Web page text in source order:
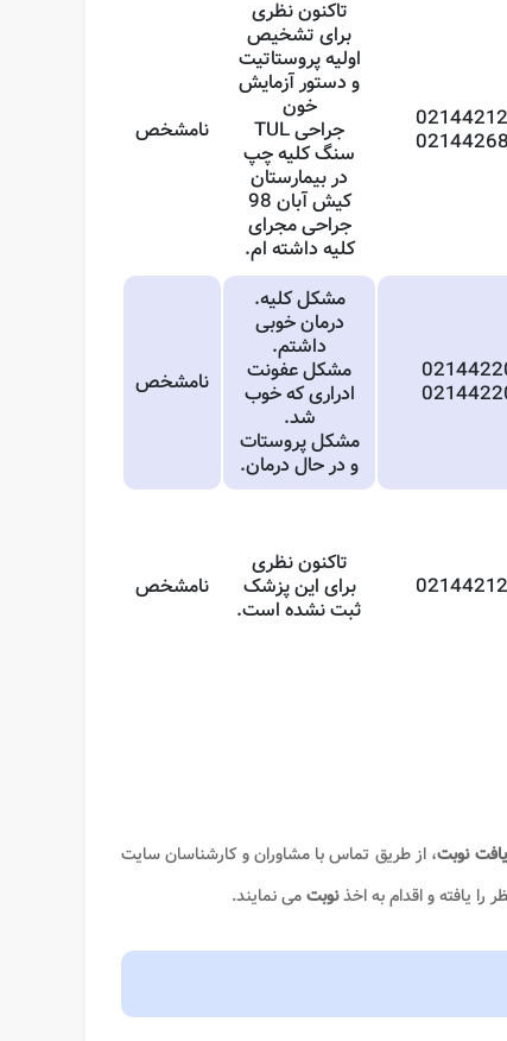
تاکنون نظری
برای تشخیص
اولیه پروستاتیت
و دستور آزمایش
خون
جراحی TUL
سنگ کلیه چپ
در بیمارستان
کیش آبان 98
جراحی مجرای
کلیه داشته ام.
نامشخص
مشکل کلیه.
درمان خوبی
داشتم.
مشکل عفونت
ادراری که خوب
شد.
مشکل پروستات
و در حال درمان.
نامشخص
تاکنون نظری
برای این پزشک
ثبت نشده است.
نامشخص
نوبت، از طریق تماس با مشاوران و کارشناسان سایت
را یافته و اقدام به اخذنوبتمی نمایند.